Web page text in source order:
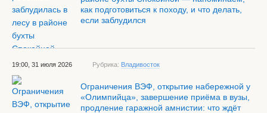
как подготовиться к походу, и что делать,
если заблудился
19:00, 31 июля 2026 Рубрика: Владивосток
Ограничения ВЭФ, открытие набережной у
«Олимпийца», завершение приёма в вузы,
продление гаражной амнистии: что ждёт